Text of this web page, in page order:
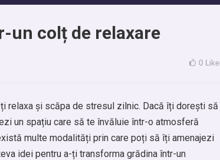
un colț de relaxare
0
relaxa și scăpa de stresul zilnic. Dacă îți dorești să
un spațiu care să te învăluie într-o atmosferă
multe modalități prin care poți să îți amenajezi
idei pentru a-ți transforma grădina într-un